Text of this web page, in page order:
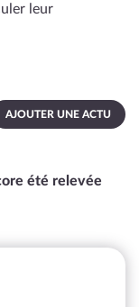
leur
AJOUTER UNE ACTU
été relevée